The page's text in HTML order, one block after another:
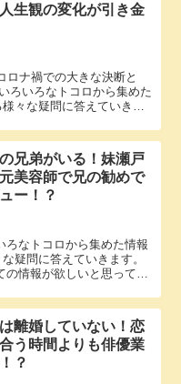
生観の変化が引き金
ロナ禍での大きな決断と
ろいろなトコロから集めた
々な疑問に答えていきま
兄弟がいる！妹瀬戸
美容師で兄の勧めで
ー！？
ろなトコロから集めた情報
疑問に答えていきます。
の情報が欲しいと思ってい
離婚していない！恋
う時間よりも俳優業
？